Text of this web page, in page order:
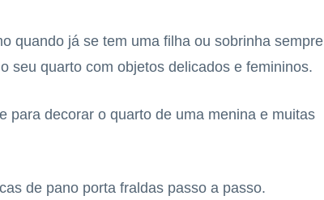
quando já se tem uma filha ou sobrinha sempre
seu quarto com objetos delicados e femininos.
para decorar o quarto de uma menina e muitas
de pano porta fraldas passo a passo.